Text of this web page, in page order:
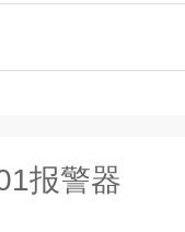
报警器